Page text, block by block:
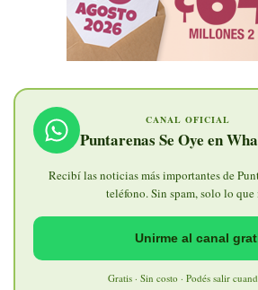
CANAL OFICIAL
Puntarenas Se Oye en
Recibí las noticias más importantes de
teléfono. Sin spam, solo lo
Unirme al canal
Gratis · Sin costo · Podés salir